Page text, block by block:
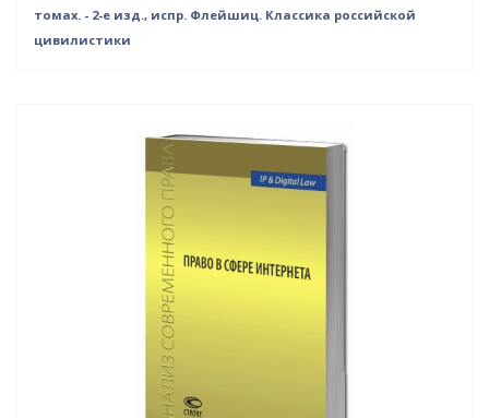
томах. - 2-е изд., испр. Флейшиц. Классика российской
цивилистики